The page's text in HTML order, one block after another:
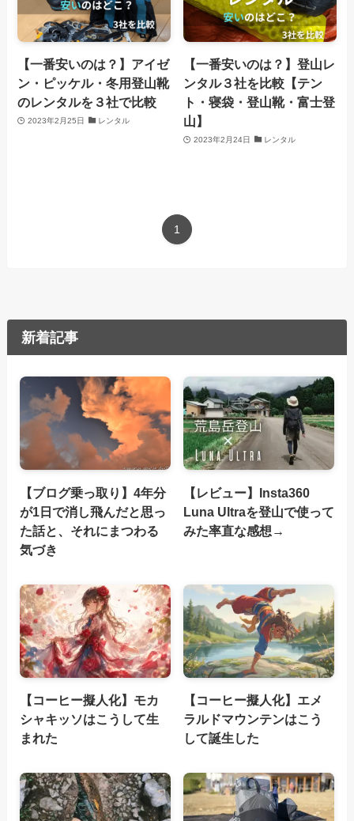
【一番安いのは？】アイゼ
ン・ピッケル・冬用登山靴
のレンタルを３社で比較
2023年2月25日 レンタル
【一番安いのは？】登山レ
ンタル３社を比較【テン
ト・寝袋・登山靴・富士登
山】
2023年2月24日 レンタル
1
新着記事
【ブログ乗っ取り】4年分
が1日で消し飛んだと思っ
た話と、それにまつわる
気づき
【レビュー】Insta360
Luna Ultraを登山で使って
みた率直な感想→
【コーヒー擬人化】モカ
シャキッソはこうして生
まれた
【コーヒー擬人化】エメ
ラルドマウンテンはこう
して誕生した